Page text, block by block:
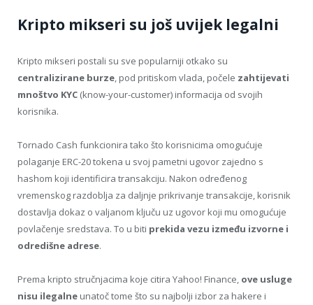
Kripto mikseri su još uvijek legalni
Kripto mikseri postali su sve popularniji otkako su
centralizirane burze, pod pritiskom vlada, počele zahtijevati
mnoštvo KYC (know-your-customer) informacija od svojih
korisnika.
Tornado Cash funkcionira tako što korisnicima omogućuje
polaganje ERC-20 tokena u svoj pametni ugovor zajedno s
hashom koji identificira transakciju. Nakon određenog
vremenskog razdoblja za daljnje prikrivanje transakcije, korisnik
dostavlja dokaz o valjanom ključu uz ugovor koji mu omogućuje
povlačenje sredstava. To u biti prekida vezu između izvorne i
odredišne ​​adrese.
Prema kripto stručnjacima koje citira Yahoo! Finance, ove usluge
nisu ilegalne unatoč tome što su najbolji izbor za hakere i